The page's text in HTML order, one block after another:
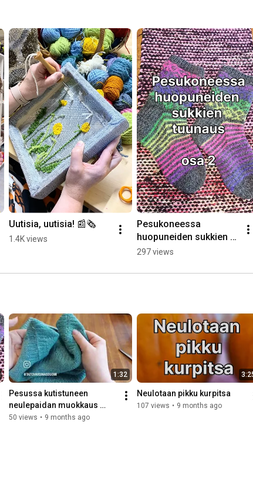
Uutisia, uutisia! 📰🗞️
1.4K views
Pesukoneessa
huopuneiden sukkien
tuunaus, osa 2
297 views
1:32
Pesussa kutistuneen
neulepaidan muokkaus
projektipussiksi
50 views • 9 months ago
Neulotaan pikku kurpitsa
107 views • 9 months ago